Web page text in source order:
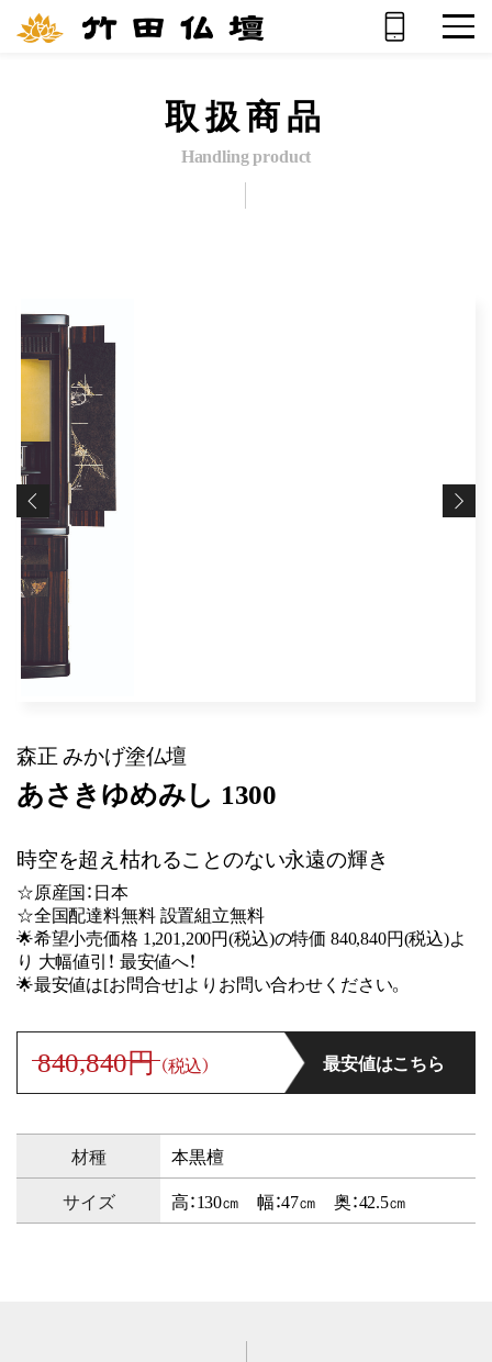
取扱商品
Handling product
森正 みかげ塗仏壇
あさきゆめみし 1300
時空を超え枯れることのない永遠の輝き
☆原産国：日本
☆全国配達料無料 設置組立無料
🌟希望小売価格 1,201,200円(税込)の特価 840,840円(税込)よ
り 大幅値引！ 最安値へ！
🌟最安値は[お問合せ]よりお問い合わせください。
840,840円（税込） 最安値はこちら
材種
本黒檀
サイズ
高：130㎝ 幅：47㎝ 奥：42.5㎝